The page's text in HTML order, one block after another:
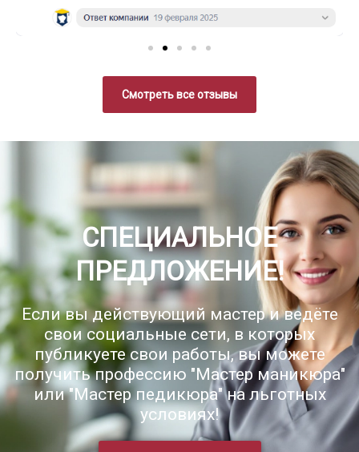
Смотреть все отзывы
СПЕЦИАЛЬНОЕ
ПРЕДЛОЖЕНИЕ!
Если вы действующий мастер и ведёте
свои социальные сети, в которых
публикуете свои работы, вы можете
получить профессию "Мастер маникюра"
или "Мастер педикюра" на льготных
условиях!